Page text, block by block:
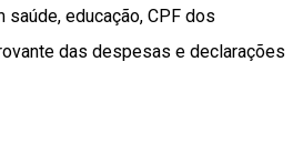
educação, CPF dos
das despesas e declarações